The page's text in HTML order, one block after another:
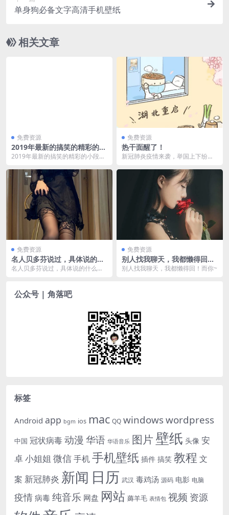
单身狗必备文字高清手机壁纸
相关文章
免费资源
2019年最新的搞笑的精彩的小
段子合集
2019年最新的搞笑的精彩的小段子
造出一个民族！...
免费资源
热干面醒了！
新冠肺炎疫情来袭，举国上下纷纷
月23日武汉关闭离...
免费资源
名人贝多芬说过，具体说的什
么点击看看咯
名人贝多芬说过，具体说的什么点
免费资源
别人找我聊天，我都懒得回！
而你~
别人找我聊天，我都懒得回！而你~
公众号 | 角落吧
标签
Android app bgm ios mac QQ windowswordpress
中国 冠状病毒动漫 华语 华语音乐 图片 壁纸 头像 安
卓小姐姐 微信手机手机壁纸 插件 搞笑 教程 文
案 新冠肺炎 新闻 日历 武汉 毒鸡汤 源码 电影 电脑
疫情 病毒 纯音乐 网盘 网站 薅羊毛 表情包 视频 资源